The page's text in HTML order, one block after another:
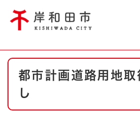
やさしい日本語
防災・緊急情報
本
都市計画道路用地取
し